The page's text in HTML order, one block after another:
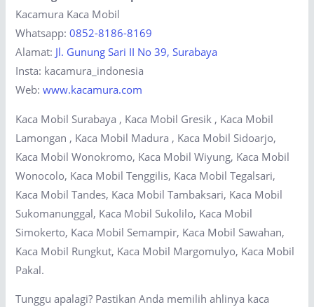
Kacamura Kaca Mobil
Whatsapp:0852-8186-8169
Alamat: Jl. Gunung Sari II No 39, Surabaya
Insta: kacamura_indonesia
Web:www.kacamura.com
Kaca Mobil Surabaya , Kaca Mobil Gresik , Kaca Mobil
Lamongan , Kaca Mobil Madura , Kaca Mobil Sidoarjo,
Kaca Mobil Wonokromo, Kaca Mobil Wiyung, Kaca Mobil
Wonocolo, Kaca Mobil Tenggilis, Kaca Mobil Tegalsari,
Kaca Mobil Tandes, Kaca Mobil Tambaksari, Kaca Mobil
Sukomanunggal, Kaca Mobil Sukolilo, Kaca Mobil
Simokerto, Kaca Mobil Semampir, Kaca Mobil Sawahan,
Kaca Mobil Rungkut, Kaca Mobil Margomulyo, Kaca Mobil
Pakal.
Tunggu apalagi? Pastikan Anda memilih ahlinya kaca